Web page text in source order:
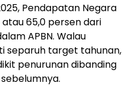
Pendapatan Negara
atau 65,0 persen dari
APBN. Walau
separuh target tahunan,
penurunan dibanding